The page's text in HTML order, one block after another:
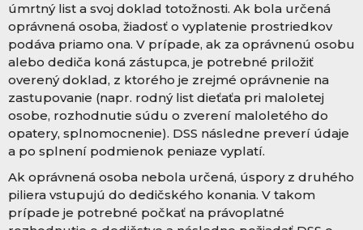
úmrtný list a svoj doklad totožnosti. Ak bola určená
oprávnená osoba, žiadosť o vyplatenie prostriedkov
podáva priamo ona. V prípade, ak za oprávnenú osobu
alebo dediča koná zástupca, je potrebné priložiť
overený doklad, z ktorého je zrejmé oprávnenie na
zastupovanie (napr. rodný list dieťaťa pri maloletej
osobe, rozhodnutie súdu o zverení maloletého do
opatery, splnomocnenie). DSS následne preverí údaje
a po splnení podmienok peniaze vyplatí.
Ak oprávnená osoba nebola určená, úspory z druhého
piliera vstupujú do dedičského konania. V takom
prípade je potrebné počkať na právoplatné